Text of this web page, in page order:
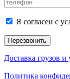
Я согласен с
Доставка грузов
Политика